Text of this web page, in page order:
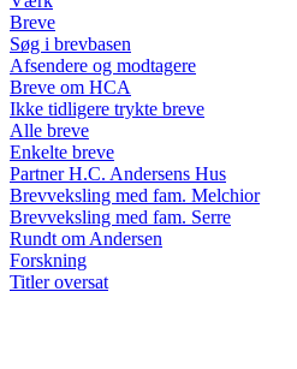
Breve
Søg i brevbasen
Afsendere og modtagere
Breve om HCA
Ikke tidligere trykte breve
Alle breve
Enkelte breve
Partner H.C. Andersens Hus
Brevveksling med fam. Melchior
Brevveksling med fam. Serre
Rundt om Andersen
Forskning
Titler oversat